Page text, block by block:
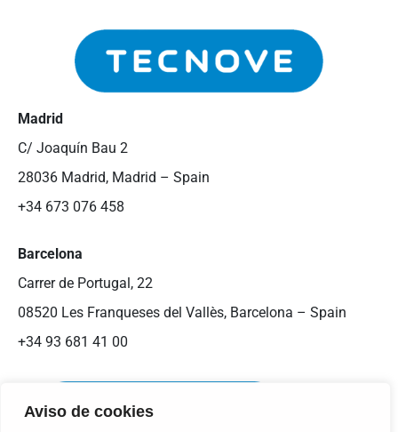
Aviso de cookies
Madrid
C/ Joaquín Bau 2
28036 Madrid, Madrid – Spain
+34 673 076 458
Barcelona
Carrer de Portugal, 22
08520 Les Franqueses del Vallès, Barcelona – Spain
+34 93 681 41 00